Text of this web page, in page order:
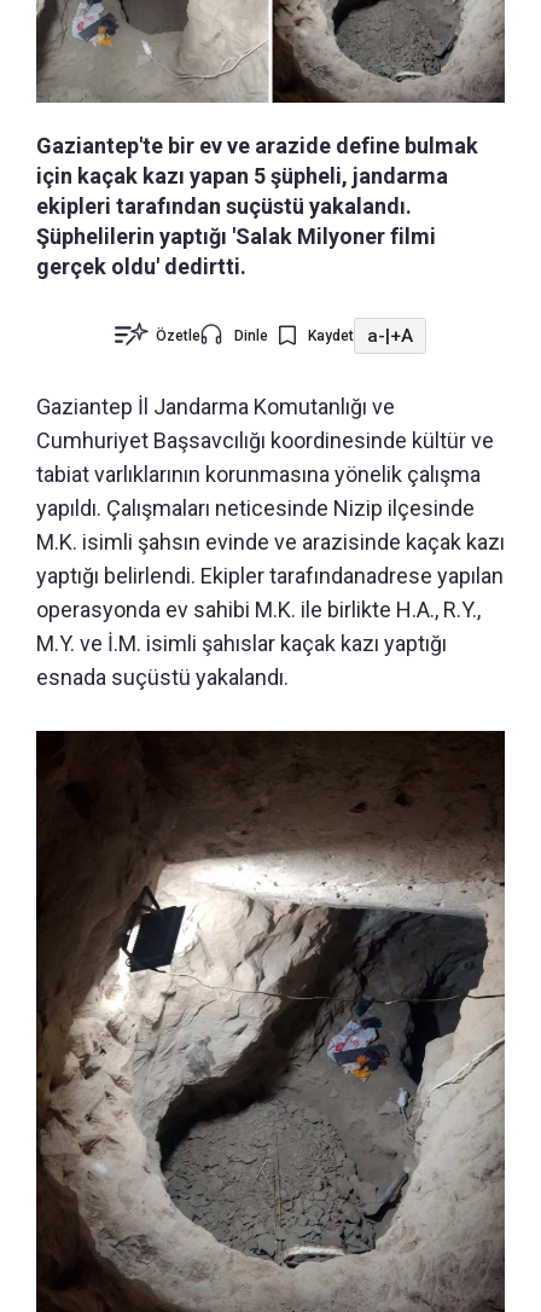
Gaziantep'te bir ev ve arazide define bulmak
için kaçak kazı yapan 5 şüpheli, jandarma
ekipleri tarafından suçüstü yakalandı.
Şüphelilerin yaptığı 'Salak Milyoner filmi
gerçek oldu' dedirtti.
Özetle Dinle Kaydet a-|+A
Gaziantep İl Jandarma Komutanlığı ve
Cumhuriyet Başsavcılığı koordinesinde kültür ve
tabiat varlıklarının korunmasına yönelik çalışma
yapıldı. Çalışmaları neticesinde Nizip ilçesinde
M.K. isimli şahsın evinde ve arazisinde kaçak kazı
yaptığı belirlendi. Ekipler tarafındanadrese yapılan
operasyonda ev sahibi M.K. ile birlikte H.A., R.Y.,
M.Y. ve İ.M. isimli şahıslar kaçak kazı yaptığı
esnada suçüstü yakalandı.